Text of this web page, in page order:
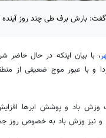
بارش برف طی چند روز آینده
، با بیان اینکه در حال حاضر
و با عبور موج ضعیفی از
باد و پوشش ابرها
نیز وزش باد به خصوص روز